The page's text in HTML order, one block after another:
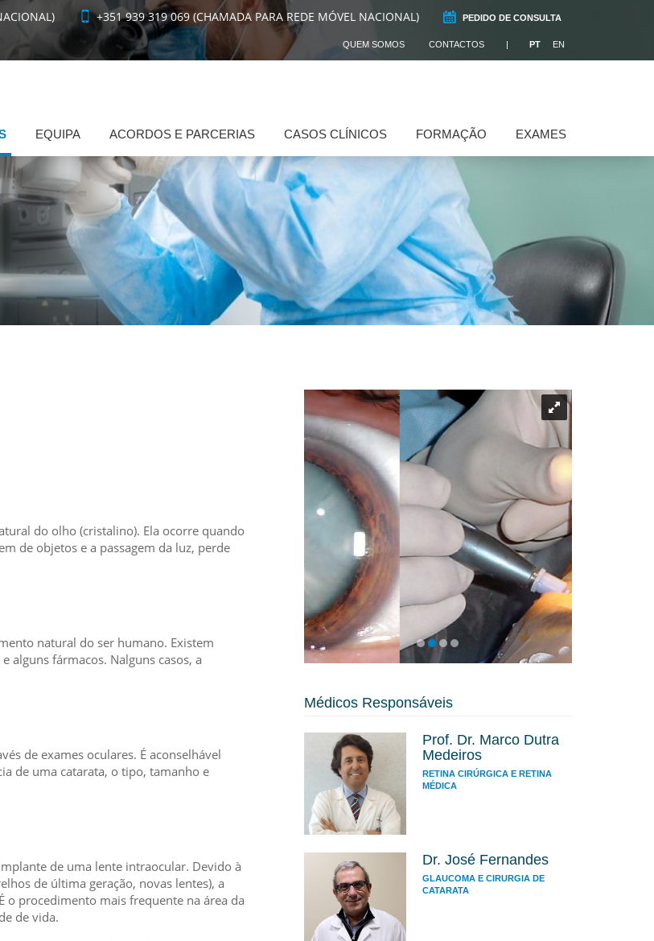
+351 939 319 069 (CHAMADA PARA REDE MÓVEL NACIONAL) PEDIDO DE CONSULTA
QUEM SOMOS CONTACTOS PT EN
EQUIPA ACORDOS E PARCERIAS CASOS CLÍNICOS FORMAÇÃO EXAMES
do olho (cristalino). Ela ocorre quando
de objetos e a passagem da luz, perde
natural do ser humano. Existem
alguns fármacos. Nalguns casos, a
de exames oculares. É aconselhável
de uma catarata, o tipo, tamanho e
de uma lente intraocular. Devido à
de última geração, novas lentes), a
o procedimento mais frequente na área da
de vida.
Médicos Responsáveis
Prof. Dr. Marco Dutra
Medeiros
RETINA CIRÚRGICA E RETINA
MÉDICA
Dr. José Fernandes
GLAUCOMA E CIRURGIA DE
CATARATA